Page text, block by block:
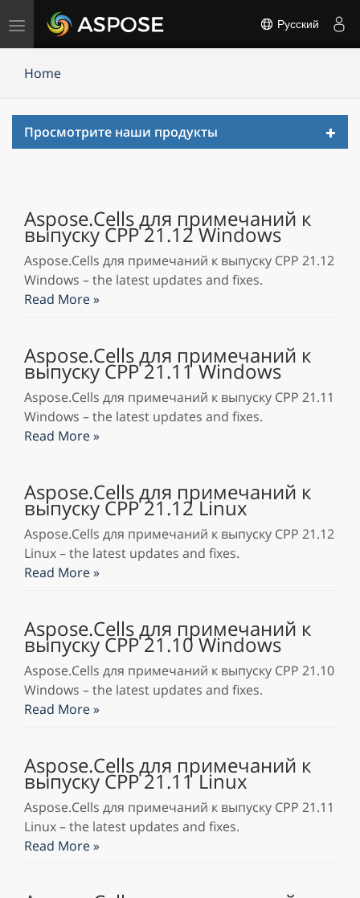
Переключить
Русский
Home
Просмотрите наши продукты
Aspose.Cells для примечаний к
выпуску CPP 21.12 Windows
Aspose.Cells для примечаний к выпуску CPP 21.12
Windows – the latest updates and fixes.
Read More »
Aspose.Cells для примечаний к
выпуску CPP 21.11 Windows
Aspose.Cells для примечаний к выпуску CPP 21.11
Windows – the latest updates and fixes.
Read More »
Aspose.Cells для примечаний к
выпуску CPP 21.12 Linux
Aspose.Cells для примечаний к выпуску CPP 21.12
Linux – the latest updates and fixes.
Read More »
Aspose.Cells для примечаний к
выпуску CPP 21.10 Windows
Aspose.Cells для примечаний к выпуску CPP 21.10
Windows – the latest updates and fixes.
Read More »
Aspose.Cells для примечаний к
выпуску CPP 21.11 Linux
Aspose.Cells для примечаний к выпуску CPP 21.11
Linux – the latest updates and fixes.
Read More »